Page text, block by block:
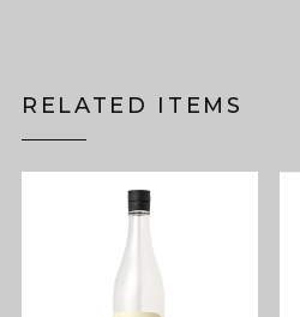
RELATED ITEMS